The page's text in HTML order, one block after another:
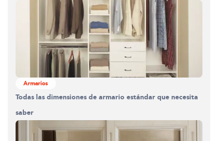
Armarios
Todas las dimensiones de armario estándar que necesita
saber